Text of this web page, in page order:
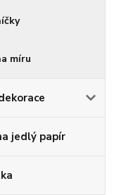
míru
jedlý papír